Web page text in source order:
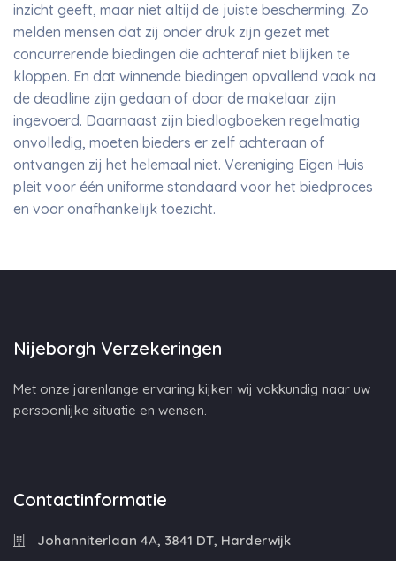
inzicht geeft, maar niet altijd de juiste bescherming. Zo
melden mensen dat zij onder druk zijn gezet met
concurrerende biedingen die achteraf niet blijken te
kloppen. En dat winnende biedingen opvallend vaak na
de deadline zijn gedaan of door de makelaar zijn
ingevoerd. Daarnaast zijn biedlogboeken regelmatig
onvolledig, moeten bieders er zelf achteraan of
ontvangen zij het helemaal niet. Vereniging Eigen Huis
pleit voor één uniforme standaard voor het biedproces
en voor onafhankelijk toezicht.
Nijeborgh Verzekeringen
Met onze jarenlange ervaring kijken wij vakkundig naar uw
persoonlijke situatie en wensen.
Contactinformatie
Johanniterlaan 4A, 3841 DT, Harderwijk